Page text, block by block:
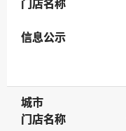
门店名称
门店名称
信息公示
信息公示
城市
城市
门店名称
门店名称